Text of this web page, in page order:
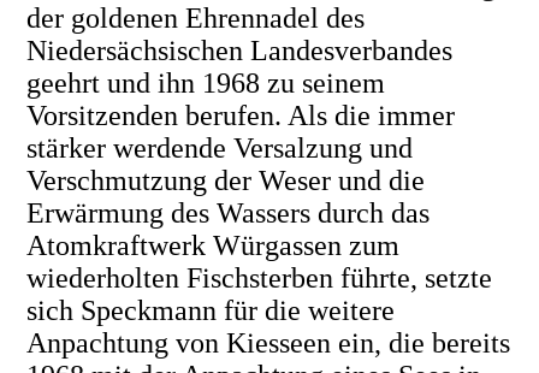
der goldenen Ehrennadel des
Niedersächsischen Landesverbandes
geehrt und ihn 1968 zu seinem
Vorsitzenden berufen. Als die immer
stärker werdende Versalzung und
Verschmutzung der Weser und die
Erwärmung des Wassers durch das
Atomkraftwerk Würgassen zum
wiederholten Fischsterben führte, setzte
sich Speckmann für die weitere
Anpachtung von Kiesseen ein, die bereits